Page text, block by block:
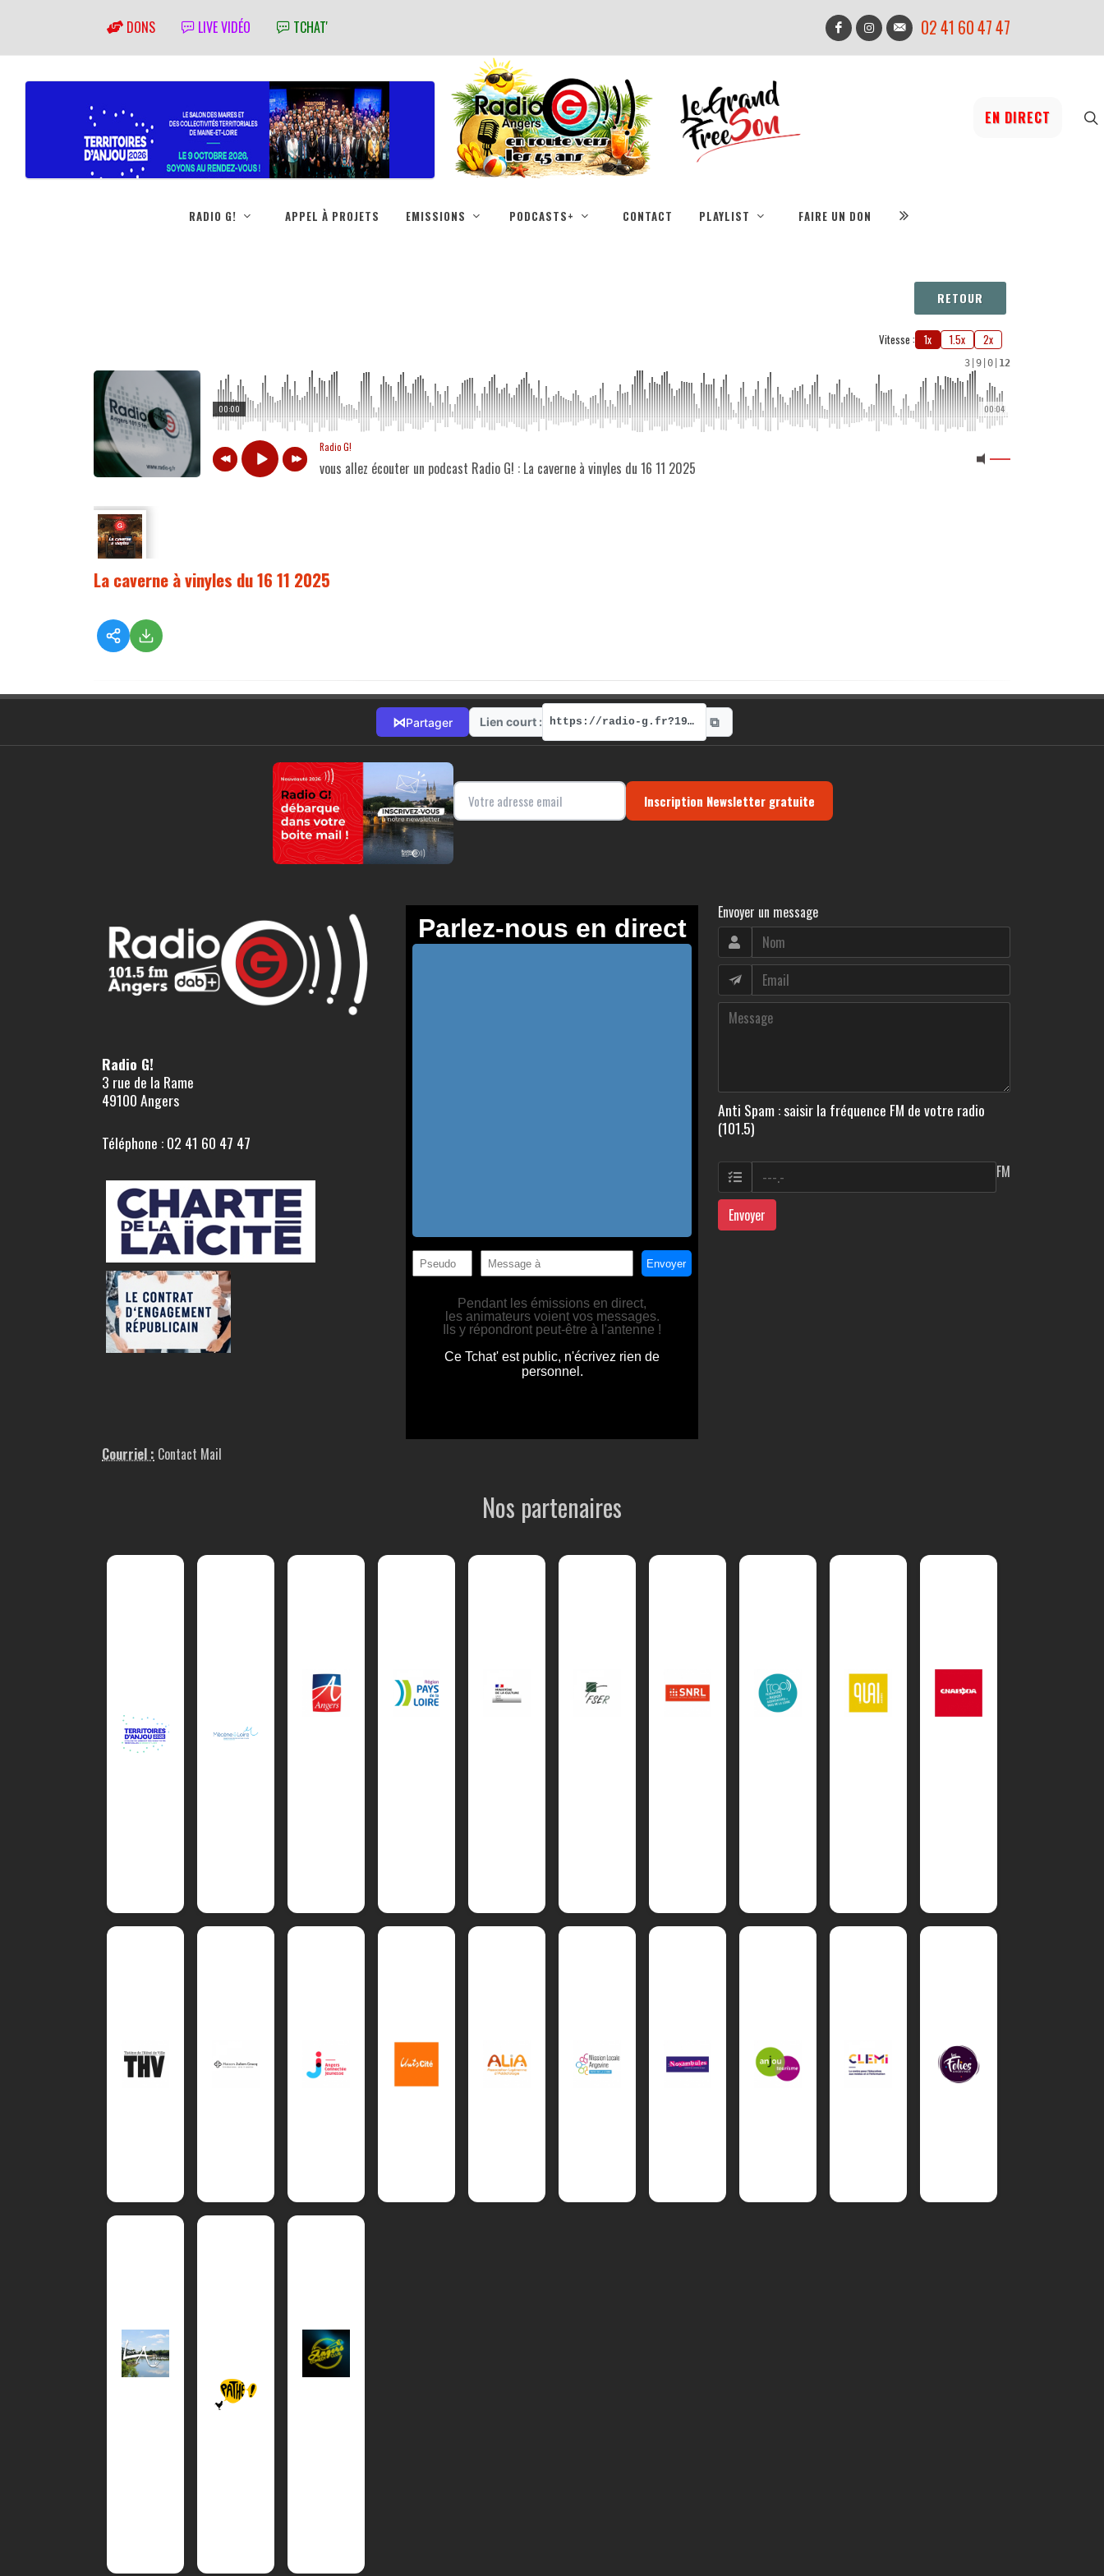
DONS LIVE VIDÉO TCHAT' 02 41 60 47 47
EN DIRECT
RADIO G! APPEL À PROJETS EMISSIONS PODCASTS+ CONTACT PLAYLIST FAIRE UN DON
RETOUR
Vitesse : 1x 1.5x 2x
3 9 0 12
00:04
00:00
Radio G!
vous allez écouter un podcast Radio G! : La caverne à vinyles du 16 11 2025
La caverne à vinyles du 16 11 2025
⋈Partager Lien court : https://radio-g.fr?19341 ⧉
Inscription Newsletter gratuite
Radio G!
3 rue de la Rame
49100 Angers
Téléphone : 02 41 60 47 47
Courriel : Contact Mail
Envoyer un message
Anti Spam : saisir la fréquence FM de votre radio
(101.5)
FM
Envoyer
Nos partenaires